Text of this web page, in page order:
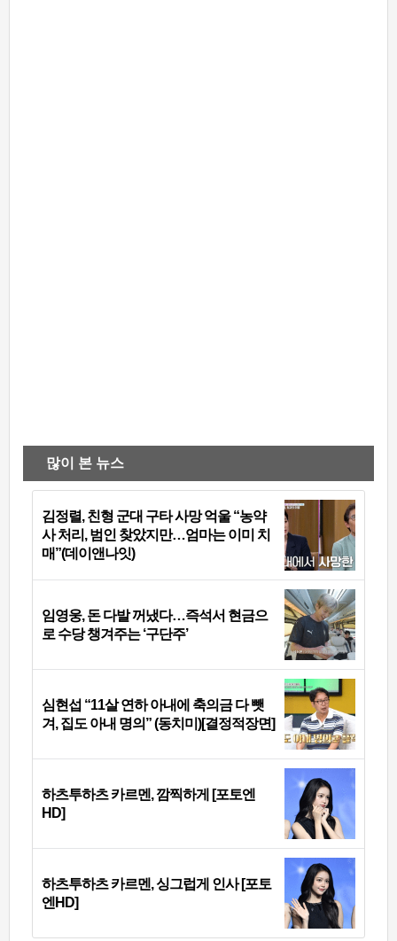
많이 본 뉴스
김정렬, 친형 군대 구타 사망 억울 “농약
사 처리, 범인 찾았지만…엄마는 이미 치
매”(데이앤나잇)
임영웅, 돈 다발 꺼냈다…즉석서 현금으
로 수당 챙겨주는 ‘구단주’
심현섭 “11살 연하 아내에 축의금 다 뺏
겨, 집도 아내 명의” (동치미)[결정적장면]
하츠투하츠 카르멘, 깜찍하게 [포토엔
HD]
하츠투하츠 카르멘, 싱그럽게 인사 [포토
엔HD]